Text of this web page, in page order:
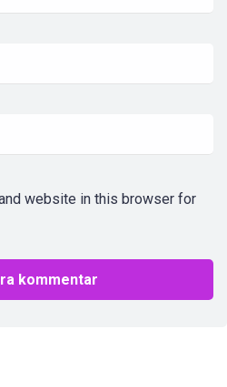
website in this browser for